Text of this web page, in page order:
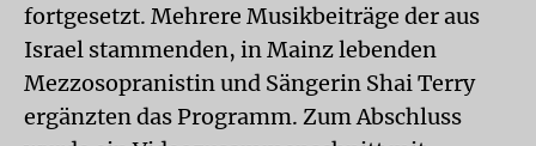
fortgesetzt. Mehrere Musikbeiträge der aus
Israel stammenden, in Mainz lebenden
Mezzosopranistin und Sängerin Shai Terry
ergänzten das Programm. Zum Abschluss